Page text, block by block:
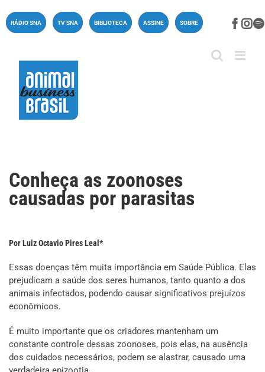
paraRÁDIO SNA TV SNA BIBLIOTECA ASSINE SOBRE
Conheça as zoonoses
causadas por parasitas
Por Luiz Octavio Pires Leal*
Essas doenças têm muita importância em Saúde Pública. Elas
prejudicam a saúde dos seres humanos, tanto quanto a dos
animais infectados, podendo causar significativos prejuízos
econômicos.
É muito importante que os criadores mantenham um
constante controle dessas zoonoses, pois elas, na ausência
dos cuidados necessários, podem se alastrar, causado uma